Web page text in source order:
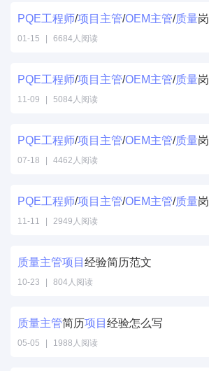
PQE工程师/项目 主管/OEM主管/质量岗位个人简历怎么写
01-15 6684人阅读
PQE工程师/项目 主管/OEM主管/质量岗位工作经历怎么写
11-09 5084人阅读
PQE工程师/项目 主管/OEM主管/质量岗位自我评价怎么写
07-18 4462人阅读
PQE工程师/项目 主管/OEM主管/质量岗位个人技能怎么写
11-11 2949人阅读
质量主管项目 经验简历范文
10-23 804人阅读
质量主管简历项目 经验怎么写
05-05 1988人阅读